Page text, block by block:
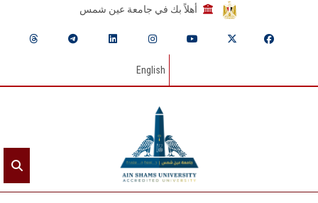
أهلاً بك في جامعة عين شمس
English